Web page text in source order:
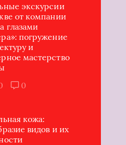
экскурсии
от компании
глазами
погружение
и
мастерство
0
кожа:
видов и их